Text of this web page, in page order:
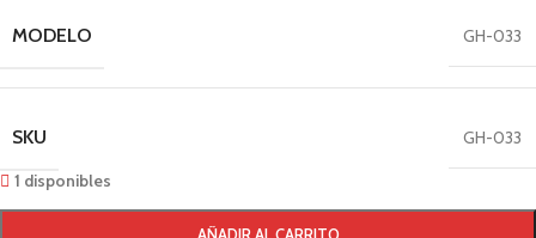
MODELO GH-033
SKU
GH-033
1 disponibles
AÑADIR AL CARRITO